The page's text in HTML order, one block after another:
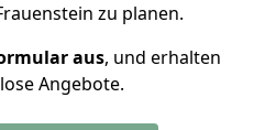
zu planen.
aus, und erhalten
Angebote.